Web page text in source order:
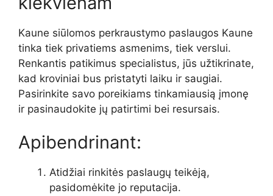
Kaune siūlomos perkraustymo paslaugos Kaune
tinka tiek privatiems asmenims, tiek verslui.
Renkantis patikimus specialistus, jūs užtikrinate,
kad kroviniai bus pristatyti laiku ir saugiai.
Pasirinkite savo poreikiams tinkamiausią įmonę
ir pasinaudokite jų patirtimi bei resursais.
Apibendrinant:
Atidžiai rinkitės paslaugų teikėją,
pasidomėkite jo reputacija.